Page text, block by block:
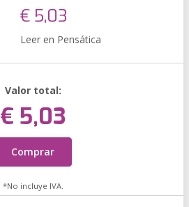
€ 5,03
Leer en Pensática
Valor total:
€ 5,03
Comprar
*No incluye IVA.